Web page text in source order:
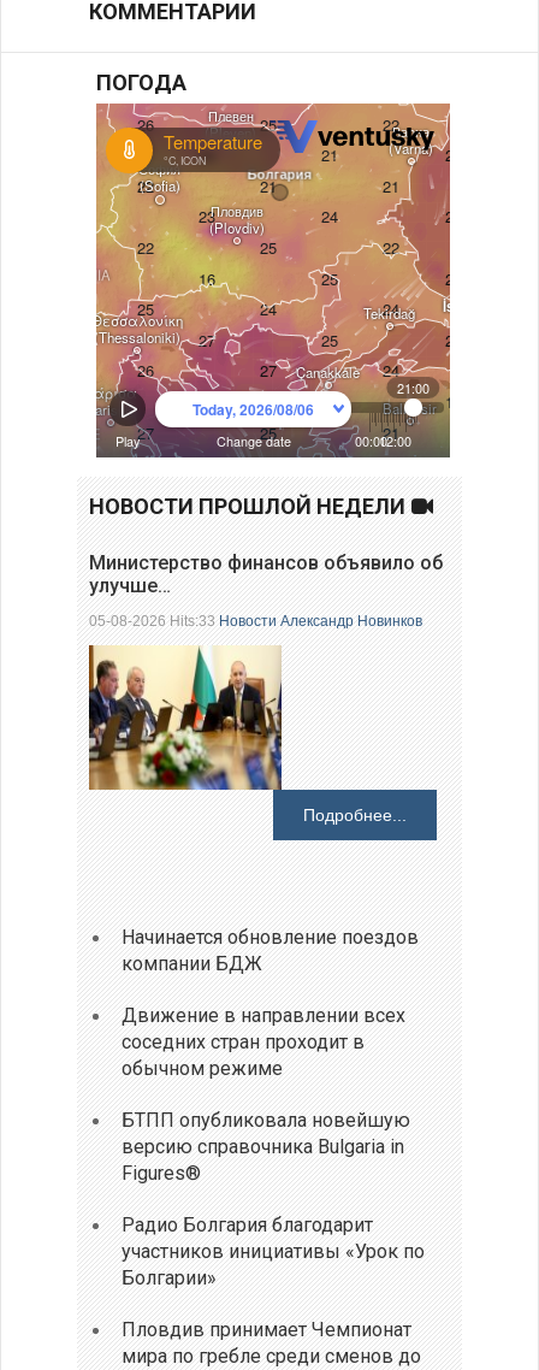
КОММЕНТАРИИ
ПОГОДА
НОВОСТИ ПРОШЛОЙ НЕДЕЛИ
Министерство финансов объявило об
улучше…
05-08-2026 Hits:33Новости Александр Новинков
Подробнее...
Начинается обновление поездов
компании БДЖ
Движение в направлении всех
соседних стран проходит в
обычном режиме
БТПП опубликовала новейшую
версию справочника Bulgaria in
Figures®
Радио Болгария благодарит
участников инициативы «Урок по
Болгарии»
Пловдив принимает Чемпионат
мира по гребле среди сменов до